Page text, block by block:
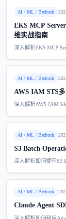
AI / ML / Bedrock
EKS MCP
维实战指南
深入解析EKS MCP
AI / ML / Bedrock
AWS IAM STS
深入解析AWS IAM
AI / ML / Bedrock
S3 Batch
深入解析如何使用S3
AI / ML / Bedrock
Claude Agent
深入解析如何利用